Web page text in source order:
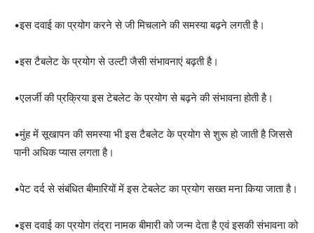
•इस दवाई का प्रयोग करने से जी मिचलाने की समस्या बढ़ने लगती है।
•इस टैबलेट के प्रयोग से उल्टी जैसी संभावनाएं बढ़ती है।
•एलर्जी की प्रक्रिया इस टेबलेट के प्रयोग से बढ़ने की संभावना होती है।
•मुंह में सूखापन की समस्या भी इस टैबलेट के प्रयोग से शुरू हो जाती है जिससे
पानी अधिक प्यास लगता है।
•पेट दर्द से संबंधित बीमारियों में इस टेबलेट का प्रयोग सख्त मना किया जाता है।
•इस दवाई का प्रयोग तंद्रा नामक बीमारी को जन्म देता है एवं इसकी संभावना को